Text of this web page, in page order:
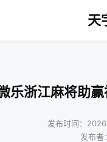
天
乐浙江麻将助
发布时间：
发布者